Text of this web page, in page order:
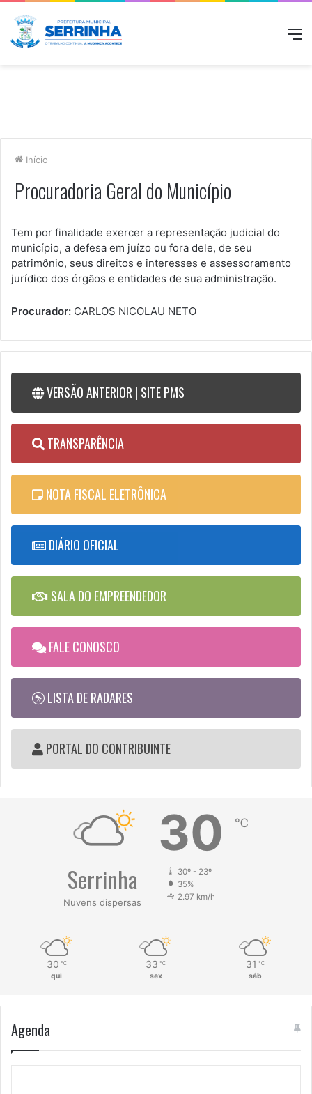
Início
Procuradoria Geral do Município
Tem por finalidade exercer a representação judicial do
município, a defesa em juízo ou fora dele, de seu
patrimônio, seus direitos e interesses e assessoramento
jurídico dos órgãos e entidades de sua administração.
Procurador: CARLOS NICOLAU NETO
VERSÃO ANTERIOR | SITE PMS
TRANSPARÊNCIA
NOTA FISCAL ELETRÔNICA
DIÁRIO OFICIAL
SALA DO EMPREENDEDOR
FALE CONOSCO
LISTA DE RADARES
PORTAL DO CONTRIBUINTE
Serrinha
Nuvens dispersas
30 ℃
30º - 23º
35%
2.97 km/h
30 ℃
qui
33 ℃
sex
31 ℃
sáb
Agenda